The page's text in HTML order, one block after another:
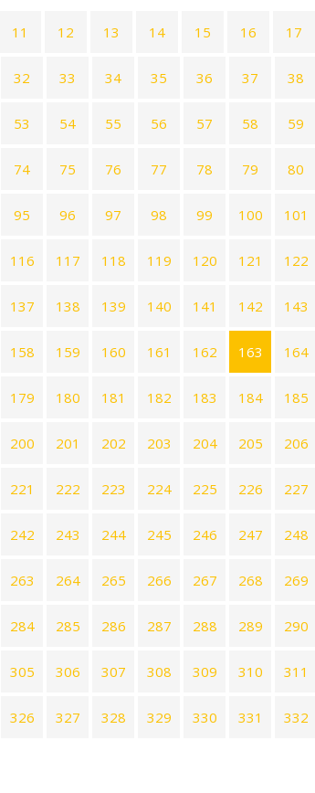
11 12 13 14 15 16 17
32 33 34 35 36 37 38
53 54 55 56 57 58 59
74 75 76 77 78 79 80
95 96 97 98 99 100 101
116 117 118 119 120 121 122
137 138 139 140 141 142 143
158 159 160 161 162 163 164
179 180 181 182 183 184 185
200 201 202 203 204 205 206
221 222 223 224 225 226 227
242 243 244 245 246 247 248
263 264 265 266 267 268 269
284 285 286 287 288 289 290
305 306 307 308 309 310 311
326 327 328 329 330 331 332